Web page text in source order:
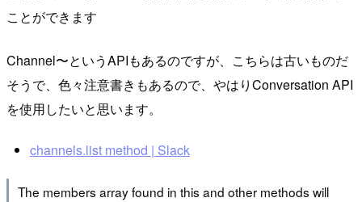
ことができます
Channel〜というAPIもあるのですが、こちらは古いものだ
そうで、色々注意書きもあるので、やはりConversation API
を使用したいと思います。
channels.list method | Slack
The members array found in this and other methods will